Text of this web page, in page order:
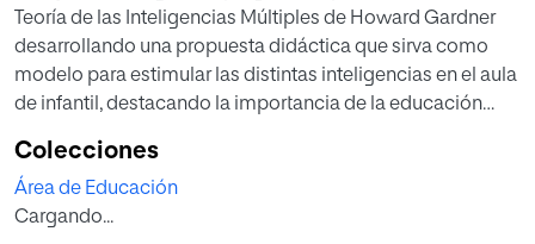
Teoría de las Inteligencias Múltiples de Howard Gardner
desarrollando una propuesta didáctica que sirva como
modelo para estimular las distintas inteligencias en el aula
de infantil, destacando la importancia de la educación
recuperan las distintas aportaciones sobre el concepto
inteligencia de los autores que más influencia han tenido
en su evolución y cómo ha influido en el proceso de
Colecciones
Área de Educación
Cargando...